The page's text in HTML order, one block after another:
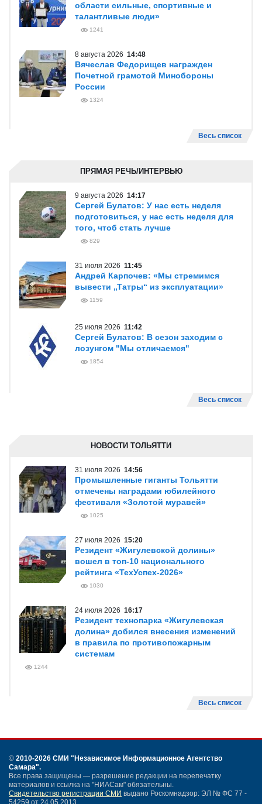
области сильные, спортивные и
талантливые люди»
1241
8 августа 2026 14:48
Вячеслав Федорищев награжден
Почетной грамотой Минобороны
России
1324
Весь список
ПРЯМАЯ РЕЧЬ/ИНТЕРВЬЮ
9 августа 2026 14:17
Сергей Булатов: У нас есть неделя
подготовиться, у нас есть неделя для
того, чтоб стать лучше
829
31 июля 2026 11:45
Андрей Карпочев: «Мы стремимся
вывести „Татры“ из эксплуатации»
1159
25 июля 2026 11:42
Сергей Булатов: В сезон заходим с
лозунгом "Мы отличаемся"
1854
Весь список
НОВОСТИ ТОЛЬЯТТИ
31 июля 2026 14:56
Промышленные гиганты Тольятти
отмечены наградами юбилейного
фестиваля «Золотой муравей»
1025
27 июля 2026 15:20
Резидент «Жигулевской долины»
вошел в топ-10 национального
рейтинга «ТехУспех-2026»
1030
24 июля 2026 16:17
Резидент технопарка «Жигулевская
долина» добился внесения изменений
в правила по противопожарным
системам
1244
Весь список
© 2010-2026 СМИ "Независимое Информационное Агентство
Самара".
Все права защищены — разрешение редакции на перепечатку
материалов и ссылка на "НИАСам" обязательны.
Свидетельство регистрации СМИ выдано Роскомнадзор: ЭЛ № ФС 77 -
54259 от 24.05.2013.